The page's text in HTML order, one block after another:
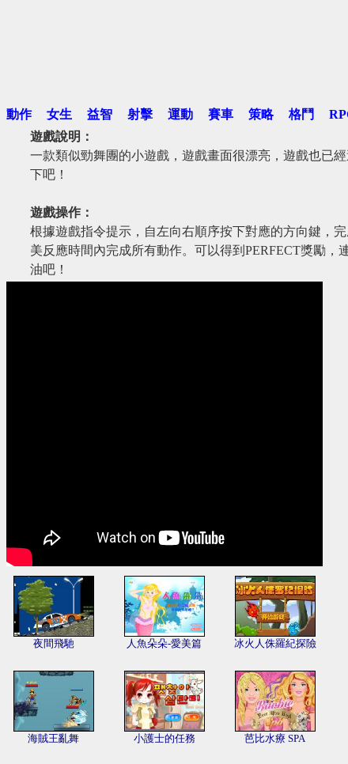
動作 女生 益智 射擊 運動 賽車 策略 格鬥
遊戲說明：
一款類似勁舞團的小遊戲，遊戲畫面很漂亮，遊戲也已
下吧！
遊戲操作：
根據遊戲指令提示，自左向右順序按下對應的方向鍵，
美反應時間內完成所有動作。可以得到PERFECT獎勵，
油吧！
夜間飛馳 人魚朵朵-愛美篇 冰火人侏羅紀探險
海賊王亂舞 小護士的任務 芭比水療 SPA